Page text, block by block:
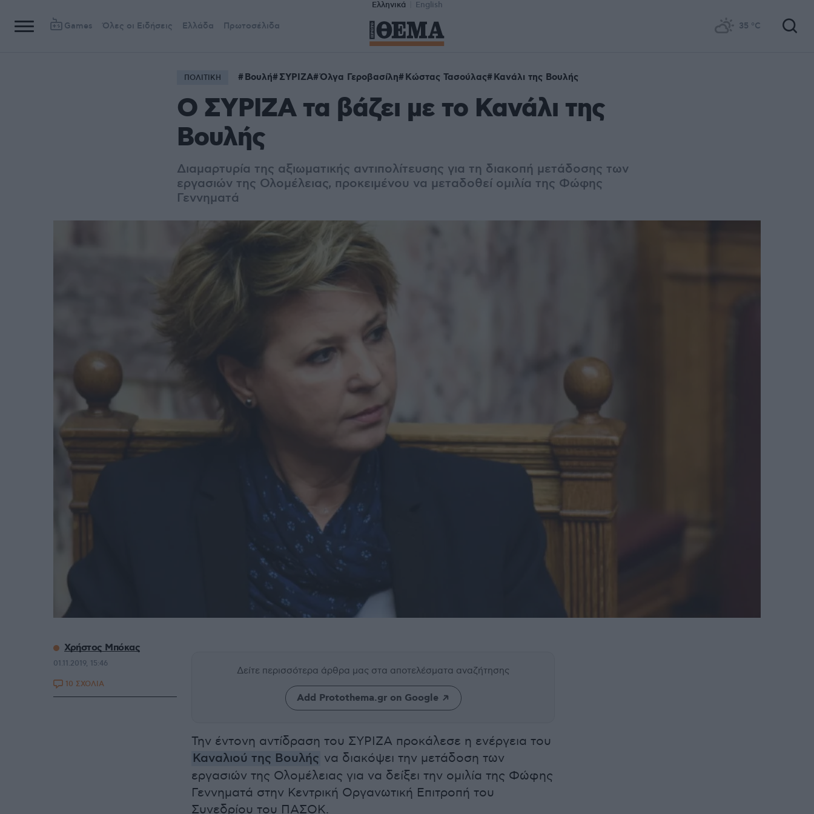
Ελληνικά English
Games Όλες οι Ειδήσεις Ελλάδα Πρωτοσέλιδα 35 °C
ΠΟΛΙΤΙΚΗ Βουλή ΣΥΡΙΖΑ Όλγα Γεροβασίλη Κώστας Τασούλας Κανάλι της Βουλής
Ο ΣΥΡΙΖΑ τα βάζει με το Κανάλι της
Βουλής
Διαμαρτυρία της αξιωματικής αντιπολίτευσης για τη διακοπή μετάδοσης των
εργασιών της Ολομέλειας, προκειμένου να μεταδοθεί ομιλία της Φώφης
Γεννηματά
Δείτε περισσότερα άρθρα μας στα αποτελέσματα αναζήτησης
Add Protothema.gr on Google
Την έντονη αντίδραση του ΣΥΡΙΖΑ προκάλεσε η ενέργεια του
Καναλιού της Βουλής να διακόψει την μετάδοση των
εργασιών της Ολομέλειας για να δείξει την ομιλία της Φώφης
Γεννηματά στην Κεντρική Οργανωτική Επιτροπή του
Συνεδρίου του ΠΑΣΟΚ.
Χρήστος Μπόκας
01.11.2019, 15:46
10 ΣΧΟΛΙΑ